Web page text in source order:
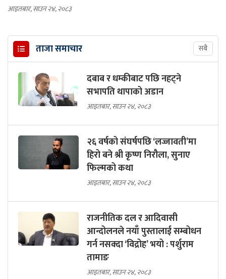
आइतबार, साउन २४, २०८३
ताजा समाचार सबै
दबाब र धम्कीबाट पछि नहट्ने
सभापति थापाको अडान
आइतबार, साउन २४, २०८३
२६ वर्षको संघर्षपछि ‘लज्जावती’मा
हिरो बने श्री कृष्ण निरौला, सुनाए
फिल्मको कथा
आइतबार, साउन २४, २०८३
राजनीतिक दल र आदिवासी
आन्दोलनले नयाँ पुस्तालाई सम्बोधन
गर्न नसक्दा ‘विद्रोह’ भयो : पर्शुराम
तामाङ
आइतबार, साउन २४, २०८३